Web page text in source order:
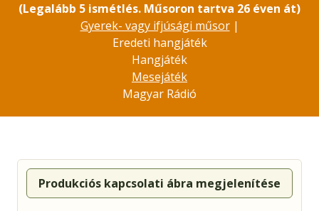
(Legalább 5 ismétlés. Műsoron tartva 26 éven át)
Gyerek- vagy ifjúsági műsor|
Eredeti hangjáték
Hangjáték
Mesejáték
Magyar Rádió
Produkciós kapcsolati ábra megjelenítése